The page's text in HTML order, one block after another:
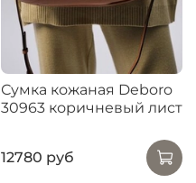
Сумка кожаная Deboro
30963 коричневый лист
12780 руб